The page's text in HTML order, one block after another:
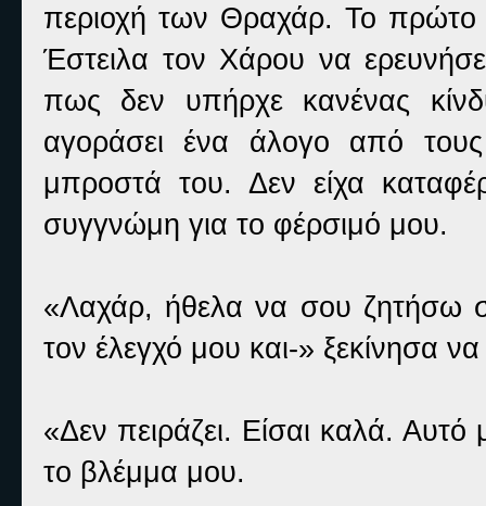
περιοχή των Θραχάρ. Το πρώτο
Έστειλα τον Χάρου να
πως δεν υπήρχε κανένας
αγοράσει ένα άλογο από
μπροστά του. Δεν είχα
συγγνώμη για το φέρσιμό μου.
«Λαχάρ, ήθελα να σου ζητήσω
τον έλεγχό μου και-» ξεκίνησα
«Δεν πειράζει. Είσαι καλά. Αυτό
το βλέμμα μου.